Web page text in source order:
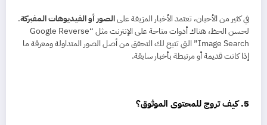
في كثير من الأحيان، تعتمد الأخبار المزيفة علىالصور أو الفيديوهات المفبركة.
لحسن الحظ، هناك أدوات متاحة على الإنترنت مثل “Google Reverse
Image Search” التي تتيح لك التحقق من أصل الصور المتداولة ومعرفة ما
إذا كانت قديمة أو مرتبطة بأخبار سابقة.
5. كيف تروج للمحتوى الموثوق؟